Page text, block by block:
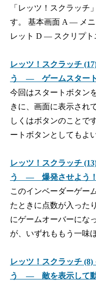
「レッツ！スクラッチ
す。 基本画面 A — メ
レット D — スクリプ
レッツ！スクラッチ
う ― ゲームスタート
今回はスタートボタン
きに、画面に表示され
しくはボタンのことで
ートボタンとしてもよ
レッツ！スクラッチ
う ― 爆発させよう！
このインベーダーゲー
たときに点数が入った
にゲームオーバーにな
が、いずれももう一味
レッツ！スクラッチ
う ― 敵を表示して